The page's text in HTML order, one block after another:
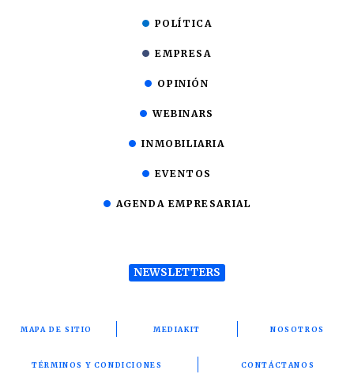
POLÍTICA
EMPRESA
OPINIÓN
WEBINARS
INMOBILIARIA
EVENTOS
AGENDA EMPRESARIAL
NEWSLETTERS
MAPA DE SITIO MEDIAKIT NOSOTROS
TÉRMINOS Y CONDICIONES CONTÁCTANOS